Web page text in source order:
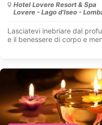
Hotel Lovere Resort & Spa
Lovere - Lago d'Iseo -
Lasciatevi inebriare dal
e il benessere di corpo e